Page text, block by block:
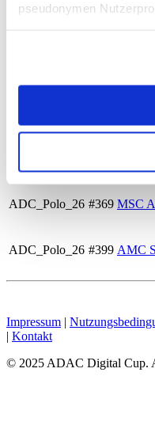
pseudonymen
dort nicht im
möglicherweise auf
Verfügung stehen.
Sie können Ihre
Rechtmäßigkeit der bis
ADC_Polo_26 #369 MSC
ADC_Polo_26 #399 AMC
Impressum |
| Kontakt
© 2025 ADAC Digital Cup.